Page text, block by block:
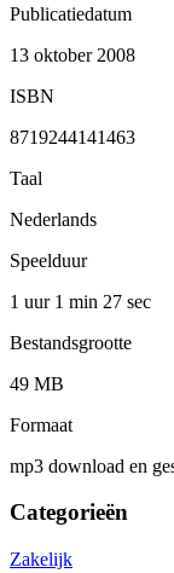
Publicatiedatum
13 oktober 2008
ISBN
8719244141463
Taal
Nederlands
Speelduur
1 uur 1 min 27 sec
Bestandsgrootte
49 MB
Formaat
mp3 download en
Categorieën
Zakelijk